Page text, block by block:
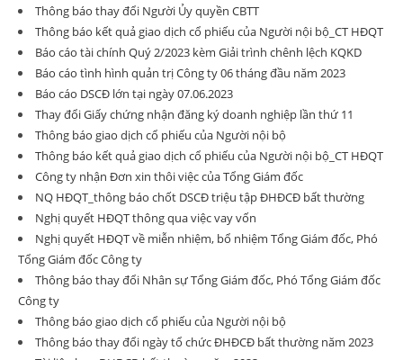
Thông báo thay đổi Người Ủy quyền CBTT
Thông báo kết quả giao dịch cổ phiếu của Người nội bộ_CT HĐQT
Báo cáo tài chính Quý 2/2023 kèm Giải trình chênh lệch KQKD
Báo cáo tình hình quản trị Công ty 06 tháng đầu năm 2023
Báo cáo DSCĐ lớn tại ngày 07.06.2023
Thay đổi Giấy chứng nhận đăng ký doanh nghiệp lần thứ 11
Thông báo giao dịch cổ phiếu của Người nội bộ
Thông báo kết quả giao dịch cổ phiếu của Người nội bộ_CT HĐQT
Công ty nhận Đơn xin thôi việc của Tổng Giám đốc
NQ HĐQT_thông báo chốt DSCĐ triệu tập ĐHĐCĐ bất thường
Nghị quyết HĐQT thông qua việc vay vốn
Nghị quyết HĐQT về miễn nhiệm, bổ nhiệm Tổng Giám đốc, Phó
Tổng Giám đốc Công ty
Thông báo thay đổi Nhân sự Tổng Giám đốc, Phó Tổng Giám đốc
Công ty
Thông báo giao dịch cổ phiếu của Người nội bộ
Thông báo thay đổi ngày tổ chức ĐHĐCĐ bất thường năm 2023